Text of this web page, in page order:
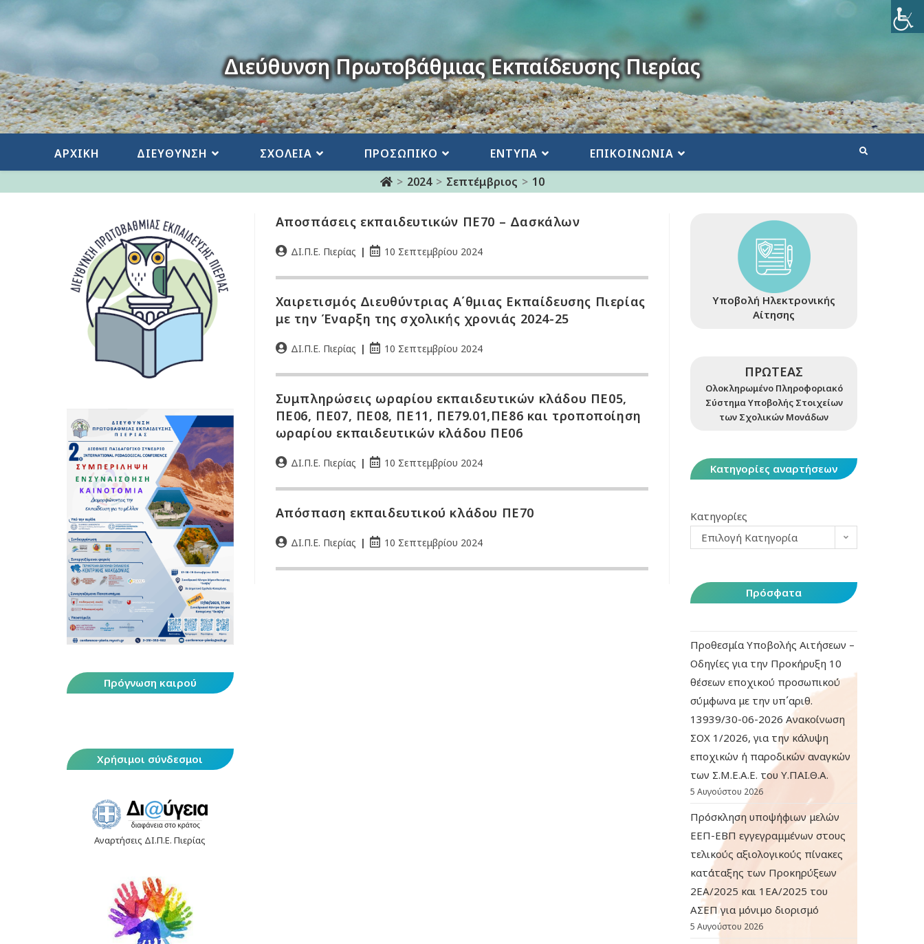
Διεύθυνση Πρωτοβάθμιας Εκπαίδευσης Πιερίας
ΑΡΧΙΚΗ ΔΙΕΥΘΥΝΣΗ ΣΧΟΛΕΙΑ ΠΡΟΣΩΠΙΚΟ ΕΝΤΥΠΑ
ΕΠΙΚΟΙΝΩΝΙΑ
> 2024 > Σεπτέμβριος > 10
Αποσπάσεις εκπαιδευτικών ΠΕ70 – Δασκάλων
ΔΙ.Π.Ε. Πιερίας 10 Σεπτεμβρίου 2024
Χαιρετισμός Διευθύντριας Α΄θμιας Εκπαίδευσης Πιερίας
με την Έναρξη της σχολικής χρονιάς 2024-25
ΔΙ.Π.Ε. Πιερίας 10 Σεπτεμβρίου 2024
Συμπληρώσεις ωραρίου εκπαιδευτικών κλάδου ΠΕ05,
ΠΕ06, ΠΕ07, ΠΕ08, ΠΕ11, ΠΕ79.01,ΠΕ86 και τροποποίηση
ωραρίου εκπαιδευτικών κλάδου ΠΕ06
ΔΙ.Π.Ε. Πιερίας 10 Σεπτεμβρίου 2024
Απόσπαση εκπαιδευτικού κλάδου ΠΕ70
ΔΙ.Π.Ε. Πιερίας 10 Σεπτεμβρίου 2024
Πρόγνωση καιρού
Χρήσιμοι σύνδεσμοι
Αναρτήσεις ΔΙ.Π.Ε. Πιερίας
Υποβολή Ηλεκτρονικής
Αίτησης
ΠΡΩΤΕΑΣ
Ολοκληρωμένο Πληροφοριακό
Σύστημα Υποβολής Στοιχείων
των Σχολικών Μονάδων
Κατηγορίες αναρτήσεων
Κατηγορίες
Επιλογή Κατηγορία
Πρόσφατα
Προθεσμία Υποβολής Αιτήσεων –
Οδηγίες για την Προκήρυξη 10
θέσεων εποχικού προσωπικού
σύμφωνα με την υπ΄αριθ.
13939/30-06-2026 Ανακοίνωση
ΣΟΧ 1/2026, για την κάλυψη
εποχικών ή παροδικών αναγκών
των Σ.Μ.Ε.Α.Ε. του Υ.ΠΑΙ.Θ.Α.
5 Αυγούστου 2026
Πρόσκληση υποψήφιων μελών
ΕΕΠ-ΕΒΠ εγγεγραμμένων στους
τελικούς αξιολογικούς πίνακες
κατάταξης των Προκηρύξεων
2ΕΑ/2025 και 1ΕΑ/2025 του
ΑΣΕΠ για μόνιμο διορισμό
5 Αυγούστου 2026